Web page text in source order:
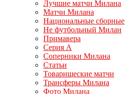
Лучшие матчи Милана
Матчи Милана
Национальные сборные
Не футбольный Милан
Примавера
Серия А
Соперники Милана
Статьи
Товарищеские матчи
Трансферы Милана
Фото Милана